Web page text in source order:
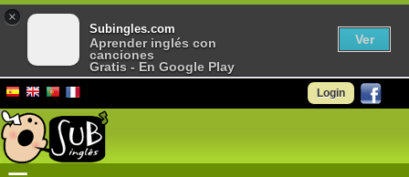
Login
×
Subingles.com
Aprender inglés con
canciones
Gratis - En Google Play
Ver